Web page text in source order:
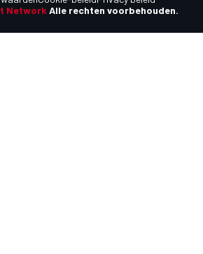
Network Alle rechten voorbehouden.